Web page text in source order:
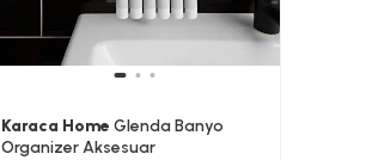
Karaca Home Glenda Banyo
Organizer Aksesuar